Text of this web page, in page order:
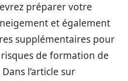
préparer votre
et également
supplémentaires pour
de formation de
l’article sur